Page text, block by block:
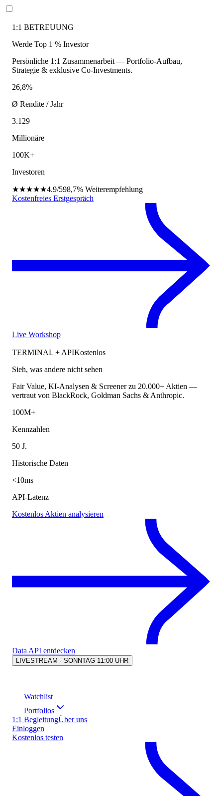
1:1 BETREUUNG
Werde Top 1 % Investor
Persönliche 1:1 Zusammenarbeit — Portfolio-Aufbau,
Strategie & exklusive Co-Investments.
26,8%
Ø Rendite / Jahr
3.129
Millionäre
100K+
Investoren
★★★★★4.9/598,7% Weiterempfehlung
Kostenfreies Erstgespräch
Live Workshop
TERMINAL + APIKostenlos
Sieh, was andere nicht sehen
Fair Value, KI-Analysen & Screener zu 20.000+ Aktien —
vertraut von BlackRock, Goldman Sachs & Anthropic.
100M+
Kennzahlen
50 J.
Historische Daten
<10ms
API-Latenz
Kostenlos Aktien analysieren
Data API entdecken
LIVESTREAM · SONNTAG 11:00 UHR
Watchlist
Portfolios
1:1 BegleitungÜber uns
Einloggen
Kostenlos testen